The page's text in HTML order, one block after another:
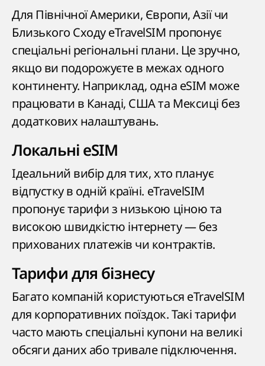
Для Північної Америки, Європи, Азії чи
Близького Сходу eTravelSIM пропонує
спеціальні регіональні плани. Це зручно,
якщо ви подорожуєте в межах одного
континенту. Наприклад, одна eSIM може
працювати в Канаді, США та Мексиці без
додаткових налаштувань.
Локальні eSIM
Ідеальний вибір для тих, хто планує
відпустку в одній країні. eTravelSIM
пропонує тарифи з низькою ціною та
високою швидкістю інтернету — без
прихованих платежів чи контрактів.
Тарифи для бізнесу
Багато компаній користуються eTravelSIM
для корпоративних поїздок. Такі тарифи
часто мають спеціальні купони на великі
обсяги даних або тривале підключення.